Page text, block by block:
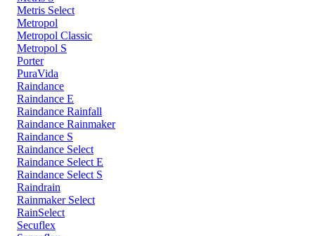
Metris Select
Metropol
Metropol Classic
Metropol S
Porter
PuraVida
Raindance
Raindance E
Raindance Rainfall
Raindance Rainmaker
Raindance S
Raindance Select
Raindance Select E
Raindance Select S
Raindrain
Rainmaker Select
RainSelect
Secuflex